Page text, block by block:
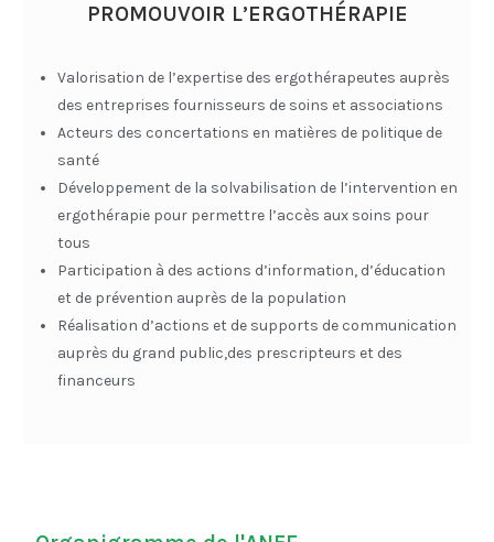
PROMOUVOIR L’ERGOTHÉRAPIE
Valorisation de l’expertise des ergothérapeutes auprès
des entreprises fournisseurs de soins et associations
Acteurs des concertations en matières de politique de
santé
Développement de la solvabilisation de l’intervention en
ergothérapie pour permettre l’accès aux soins pour
tous
Participation à des actions d’information, d’éducation
et de prévention auprès de la population
Réalisation d’actions et de supports de communication
auprès du grand public,des prescripteurs et des
financeurs